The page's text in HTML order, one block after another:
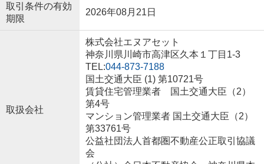
取引条件の有効
期限
2026年08月21日
取扱会社
株式会社エヌアセット
神奈川県川崎市高津区久本１丁目1-3
TEL:044-873-7188
国土交通大臣 (1) 第10721号
賃貸住宅管理業者 国土交通大臣（2）
第4号
マンション管理業者 国土交通大臣（2）
第33761号
公益社団法人首都圏不動産公正取引協議
会